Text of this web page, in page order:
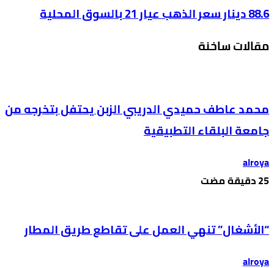
88.6 دينار سعر الذهب عيار 21 بالسوق المحلية
مقالات ساخنة
محمد عاطف حميدي الدريبي الزبن يحتفل بتخرجه من
جامعة البلقاء التطبيقية
alroya
“الأشغال” تنهي العمل على تقاطع طريق المطار
alroya